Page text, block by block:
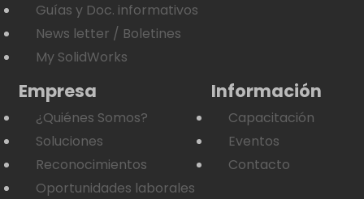
Guías y Doc. informativos
News letter / Boletines
My SolidWorks
Empresa
¿Quiénes Somos?
Soluciones
Reconocimientos
Oportunidades laborales
Información
Capacitación
Eventos
Contacto